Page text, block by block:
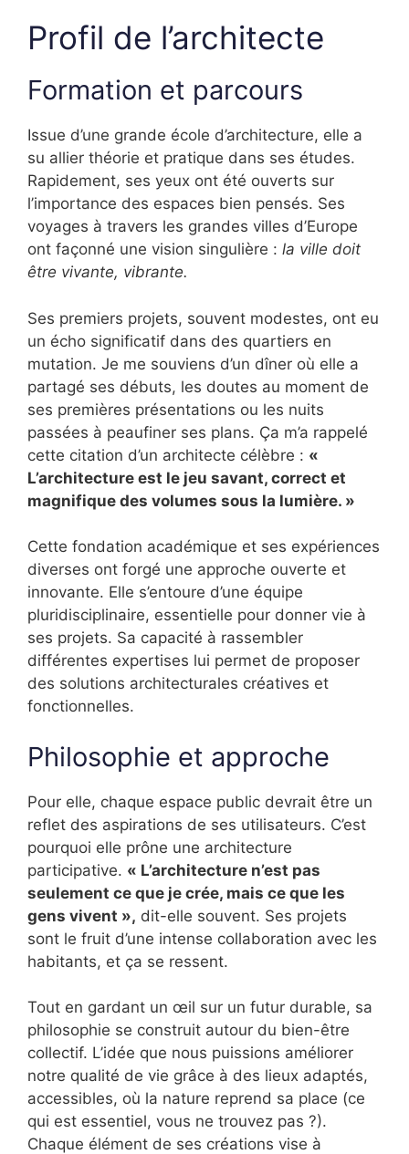
Profil de l’architecte
Formation et parcours
Issue d’une grande école d’architecture, elle a
su allier théorie et pratique dans ses études.
Rapidement, ses yeux ont été ouverts sur
l’importance des espaces bien pensés. Ses
voyages à travers les grandes villes d’Europe
ont façonné une vision singulière : la ville doit
être vivante, vibrante.
Ses premiers projets, souvent modestes, ont eu
un écho significatif dans des quartiers en
mutation. Je me souviens d’un dîner où elle a
partagé ses débuts, les doutes au moment de
ses premières présentations ou les nuits
passées à peaufiner ses plans. Ça m’a rappelé
cette citation d’un architecte célèbre : «
L’architecture est le jeu savant, correct et
magnifique des volumes sous la lumière. »
Cette fondation académique et ses expériences
diverses ont forgé une approche ouverte et
innovante. Elle s’entoure d’une équipe
pluridisciplinaire, essentielle pour donner vie à
ses projets. Sa capacité à rassembler
différentes expertises lui permet de proposer
des solutions architecturales créatives et
fonctionnelles.
Philosophie et approche
Pour elle, chaque espace public devrait être un
reflet des aspirations de ses utilisateurs. C’est
pourquoi elle prône une architecture
participative. « L’architecture n’est pas
seulement ce que je crée, mais ce que les
gens vivent », dit-elle souvent. Ses projets
sont le fruit d’une intense collaboration avec les
habitants, et ça se ressent.
Tout en gardant un œil sur un futur durable, sa
philosophie se construit autour du bien-être
collectif. L’idée que nous puissions améliorer
notre qualité de vie grâce à des lieux adaptés,
accessibles, où la nature reprend sa place (ce
qui est essentiel, vous ne trouvez pas ?).
Chaque élément de ses créations vise à